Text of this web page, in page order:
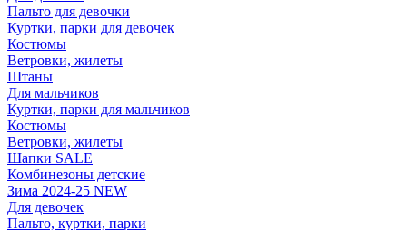
Пальто для девочки
Куртки, парки для девочек
Костюмы
Ветровки, жилеты
Штаны
Для мальчиков
Куртки, парки для мальчиков
Костюмы
Ветровки, жилеты
Шапки SALE
Комбинезоны детские
Зима 2024-25 NEW
Для девочек
Пальто, куртки, парки